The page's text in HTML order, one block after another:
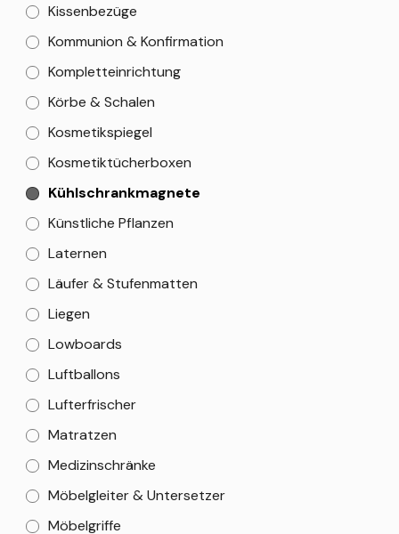
Kissenbezüge
Kommunion & Konfirmation
Kompletteinrichtung
Körbe & Schalen
Kosmetikspiegel
Kosmetiktücherboxen
Kühlschrankmagnete
Künstliche Pflanzen
Laternen
Läufer & Stufenmatten
Liegen
Lowboards
Luftballons
Lufterfrischer
Matratzen
Medizinschränke
Möbelgleiter & Untersetzer
Möbelgriffe